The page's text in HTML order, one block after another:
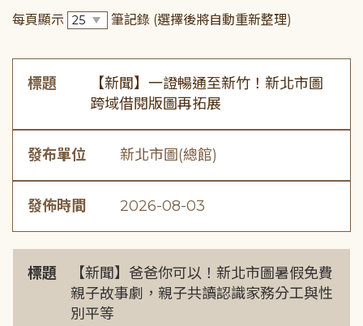
每頁顯示 筆記錄 (選擇後將自動重新整理)
標題
【新聞】一證暢通至新竹！新北市圖
跨域借閱版圖再拓展
發布單位 新北市圖(總館)
發佈時間 2026-08-03
標題
【新聞】爸爸你可以！新北市圖暑假免費
親子故事劇，親子共讀認識家務分工與性
別平等